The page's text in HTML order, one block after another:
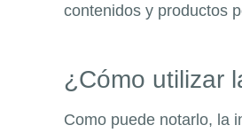
contenidos y productos
¿Cómo utilizar
Como puede notarlo, la